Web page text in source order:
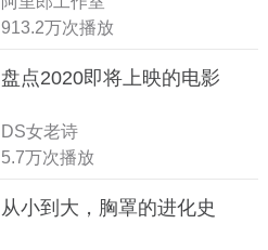
913.2万次播放
盘点2020即将上映的电影
DS女老诗
5.7万次播放
从小到大，胸罩的进化史